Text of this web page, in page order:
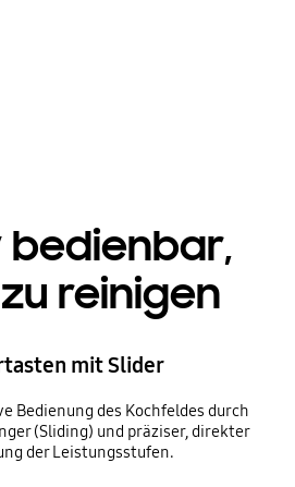
bedienbar,
reinigen
mit Slider
Bedienung des Kochfeldes durch
(Sliding) und präziser, direkter
der Leistungsstufen.